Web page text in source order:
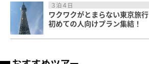
３泊４日
ワクワクがとまらない東京旅行
初めての人向けプラン集結！